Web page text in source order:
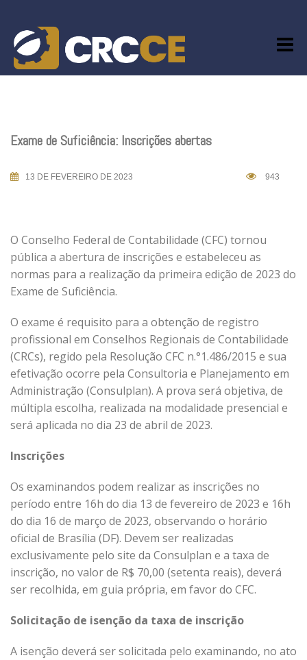
content
Exame de Suficiência: Inscrições abertas
13 DE FEVEREIRO DE 2023 943
O Conselho Federal de Contabilidade (CFC) tornou
pública a abertura de inscrições e estabeleceu as
normas para a realização da primeira edição de 2023 do
Exame de Suficiência.
O exame é requisito para a obtenção de registro
profissional em Conselhos Regionais de Contabilidade
(CRCs), regido pela Resolução CFC n.°1.486/2015 e sua
efetivação ocorre pela Consultoria e Planejamento em
Administração (Consulplan). A prova será objetiva, de
múltipla escolha, realizada na modalidade presencial e
será aplicada no dia 23 de abril de 2023.
Inscrições
Os examinandos podem realizar as inscrições no
período entre 16h do dia 13 de fevereiro de 2023 e 16h
do dia 16 de março de 2023, observando o horário
oficial de Brasília (DF). Devem ser realizadas
exclusivamente pelo site da Consulplan e a taxa de
inscrição, no valor de R$ 70,00 (setenta reais), deverá
ser recolhida, em guia própria, em favor do CFC.
Solicitação de isenção da taxa de inscrição
A isenção deverá ser solicitada pelo examinando, no ato